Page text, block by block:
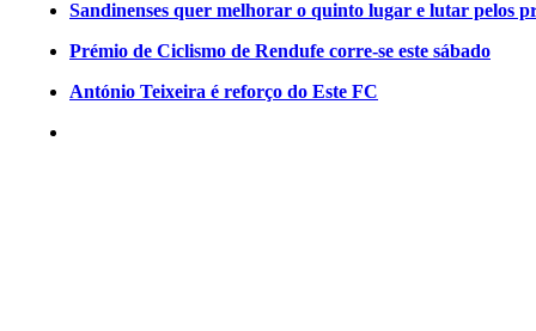
Sandinenses quer melhorar o quinto lugar e lutar pelos
Prémio de Ciclismo de Rendufe corre-se este sábado
António Teixeira é reforço do Este FC